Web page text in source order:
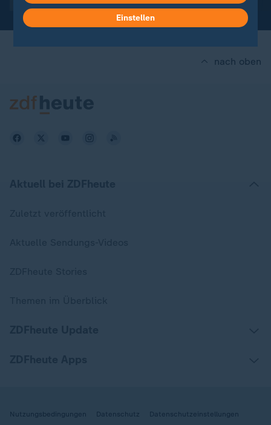
nach oben
Nutzungsbedingungen Datenschutz Datenschutzeinstellungen
Einstellen